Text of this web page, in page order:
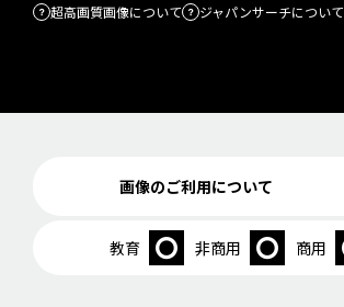
超高画質画像について ジャパンサーチについて
画像のご利用について
教育 非商用 商用